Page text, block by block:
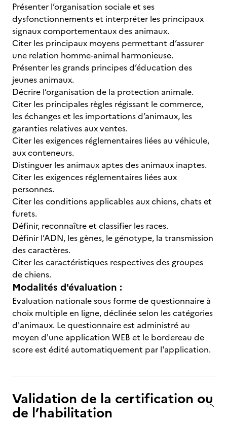
Présenter l’organisation sociale et ses
dysfonctionnements et interpréter les principaux
signaux comportementaux des animaux.
Citer les principaux moyens permettant d’assurer
une relation homme-animal harmonieuse.
Présenter les grands principes d’éducation des
jeunes animaux.
Décrire l’organisation de la protection animale.
Citer les principales règles régissant le commerce,
les échanges et les importations d’animaux, les
garanties relatives aux ventes.
Citer les exigences réglementaires liées au véhicule,
aux conteneurs.
Distinguer les animaux aptes des animaux inaptes.
Citer les exigences réglementaires liées aux
personnes.
Citer les conditions applicables aux chiens, chats et
furets.
Définir, reconnaître et classifier les races.
Définir l’ADN, les gènes, le génotype, la transmission
des caractères.
Citer les caractéristiques respectives des groupes
de chiens.
Modalités d'évaluation :
Evaluation nationale sous forme de questionnaire à
choix multiple en ligne, déclinée selon les catégories
d'animaux. Le questionnaire est administré au
moyen d'une application WEB et le bordereau de
score est édité automatiquement par l'application.
Validation de la certification ou
de l’habilitation